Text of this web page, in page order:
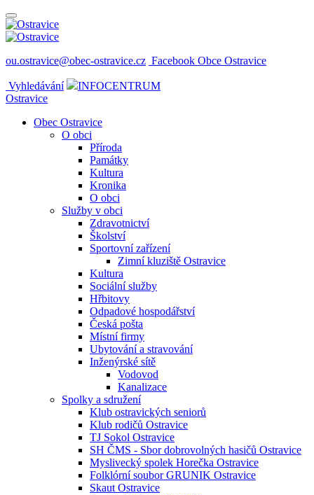
ou.ostravice@obec-ostravice.cz Facebook Obce Ostravice
Vyhledávání
INFOCENTRUM
Ostravice
Obec Ostravice
O obci
Příroda
Památky
Kultura
Kronika
O obci
Služby v obci
Zdravotnictví
Školství
Sportovní zařízení
Zimní kluziště Ostravice
Kultura
Sociální služby
Hřbitovy
Odpadové hospodářství
Česká pošta
Místní firmy
Ubytování a stravování
Inženýrské sítě
Vodovod
Kanalizace
Spolky a sdružení
Klub ostravických seniorů
Klub rodičů Ostravice
TJ Sokol Ostravice
SH ČMS - Sbor dobrovolných hasičů Ostravice
Myslivecký spolek Horečka Ostravice
Folklórní soubor GRUNIK Ostravice
Skaut Ostravice